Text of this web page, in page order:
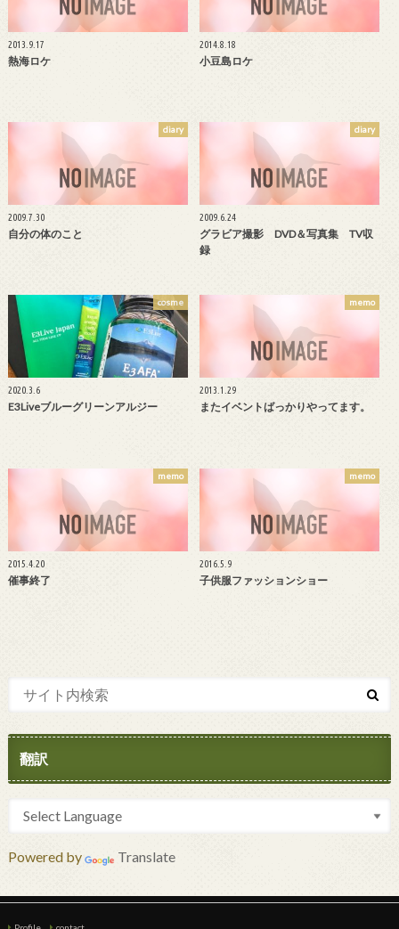
2013.9.17
熱海ロケ
2014.8.18
小豆島ロケ
diary
2009.7.30
自分の体のこと
diary
2009.6.24
グラビア撮影 DVD＆写真集 TV収
録
cosme
2020.3.6
E3Liveブルーグリーンアルジー
memo
2013.1.29
またイベントばっかりやってます。
memo
2015.4.20
催事終了
memo
2016.5.9
子供服ファッションショー
翻訳
Powered by Translate
Profile contact